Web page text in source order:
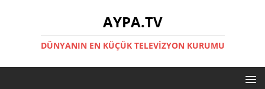
AYPA.TV
DÜNYANIN EN KÜÇÜK TELEVIZYON KURUMU